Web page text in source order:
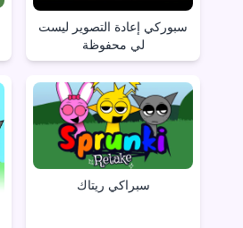
سبوركي إعادة التصوير ليست
لي محفوظة
سبراكي ريتاك